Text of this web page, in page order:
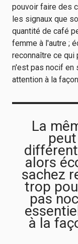
pouvoir faire des
les signaux que
quantité de café
femme à l'autre ;
reconnaître ce
n'est pas nocif en
attention à la
La
alors
sachez
trop
pas
à la